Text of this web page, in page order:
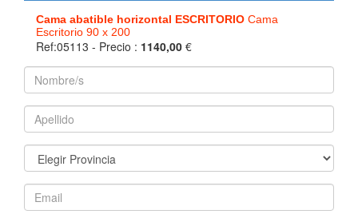
Cama abatible horizontal ESCRITORIO Cama
Escritorio 90 x 200
Ref:05113 - Precio : 1140,00 €